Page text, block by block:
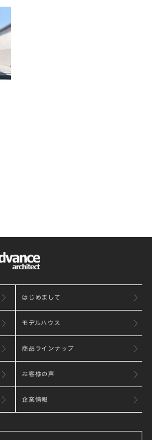
はじめまして
モデルハウス
商品ラインナップ
お客様の声
企業情報